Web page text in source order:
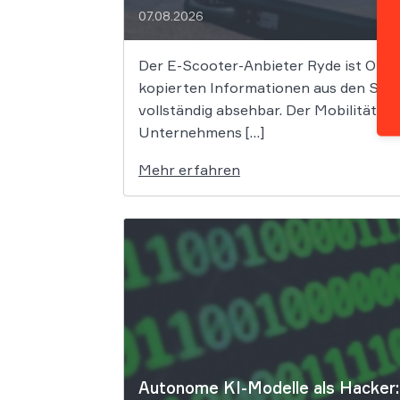
07.08.2026
Der E-Scooter-Anbieter Ryde ist
kopierten Informationen aus den
vollständig absehbar. Der
Unternehmens […]
Mehr erfahren
Autonome KI-Modelle als